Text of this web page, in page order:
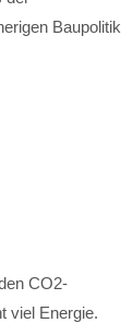
Baupolitik
CO2-
viel Energie.